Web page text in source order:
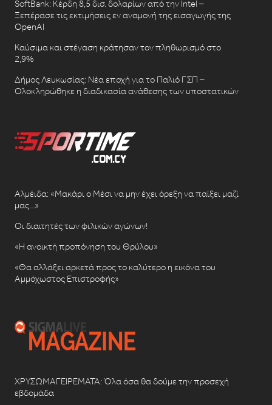
SoftBank: Κέρδη 8,5 δισ. δολαρίων από την Intel –
Ξεπέρασε τις εκτιμήσεις εν αναμονή της εισαγωγής της
OpenAI
Καύσιμα και στέγαση κράτησαν τον πληθωρισμό στο
2,9%
Δήμος Λευκωσίας: Νέα εποχή για το Παλιό ΓΣΠ –
Ολοκληρώθηκε η διαδικασία ανάθεσης των υποστατικών
Αλμέιδα: «Μακάρι ο Μέσι να μην έχει όρεξη να παίξει μαζί
μας…»
Οι διαιτητές των φιλικών αγώνων!
«Η ανοικτή προπόνηση του Θρύλου»
«Θα αλλάξει αρκετά προς το καλύτερο η εικόνα του
Αμμόχωστος Επιστροφής»
ΧΡΥΣΩΜΑΓΕΙΡΕΜΑΤΑ: Όλα όσα θα δούμε την προσεχή
εβδομάδα